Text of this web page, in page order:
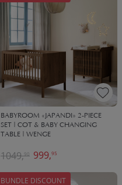
BABYROOM «JAPANDI» 2-PIECE
SET | COT & BABY CHANGING
TABLE | WENGE
999,95
1049,90
BUNDLE DISCOUNT